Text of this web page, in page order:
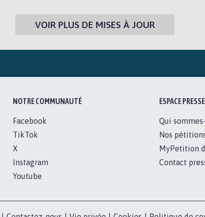
VOIR PLUS DE MISES À JOUR
NOTRE COMMUNAUTÉ
Facebook
TikTok
X
Instagram
Youtube
ESPACE PRESSE
Qui
Nos
MyPetition
Contact